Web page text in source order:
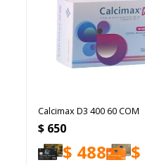
Calcimax D3 400 60 COM
$ 650
$ 488 $